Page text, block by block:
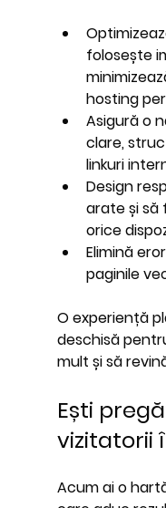
folosește
hosting
Asigură o
clare,
linkuri
Design
arate și să
orice
Elimină
paginile
O experiență
deschisă
mult și să
Ești
vizitatorii
Acum ai o